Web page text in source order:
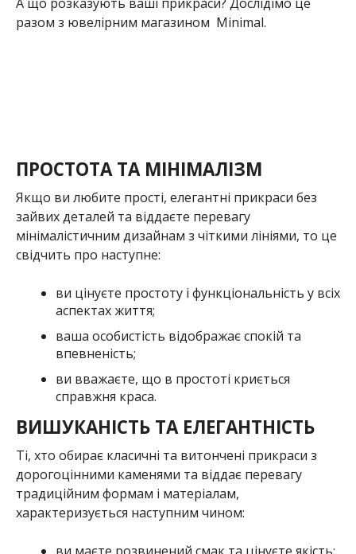
разом з ювелірним магазином Minimal.
зайвих деталей та віддаєте перевагу
мінімалістичним дизайнам з чіткими лініями, то це
свідчить про наступне:
ви цінуєте простоту і функціональність у всіх
аспектах життя;
впевненість;
справжня краса.
ВИШУКАНІСТЬ ТА ЕЛЕГАНТНІСТЬ
Ті, хто обирає класичні та витончені прикраси з
дорогоцінними каменями та віддає перевагу
традиційним формам і матеріалам,
характеризується наступним чином:
ви маєте розвинений смак та цінуєте якість;
ваша особистість вирізняється